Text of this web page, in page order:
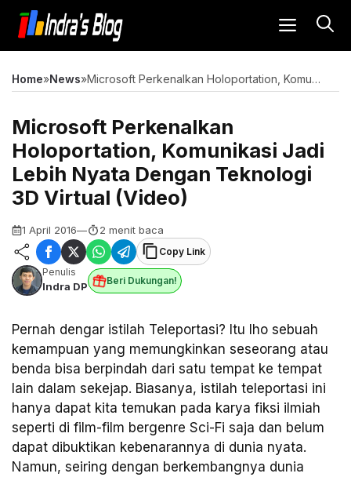
Langsung
isi
MENU
Home»News» Microsoft Perkenalkan Holoportation, Komunikasi Jadi Lebih Nyata Dengan Teknologi 3D Virtual (Video)
Microsoft Perkenalkan
Holoportation, Komunikasi Jadi
Lebih Nyata Dengan Teknologi
3D Virtual (Video)
1 April 2016— 2 menit baca
Copy Link
Penulis
Indra DP Beri Dukungan!
Pernah dengar istilah Teleportasi? Itu lho sebuah
kemampuan yang memungkinkan seseorang atau
benda bisa berpindah dari satu tempat ke tempat
lain dalam sekejap. Biasanya, istilah teleportasi ini
hanya dapat kita temukan pada karya fiksi ilmiah
seperti di film-film bergenre Sci-Fi saja dan belum
dapat dibuktikan kebenarannya di dunia nyata.
Namun, seiring dengan berkembangnya dunia